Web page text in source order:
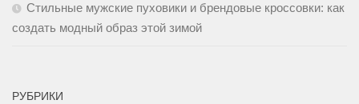
Стильные мужские пуховики и брендовые кроссовки: как
создать модный образ этой зимой
РУБРИКИ